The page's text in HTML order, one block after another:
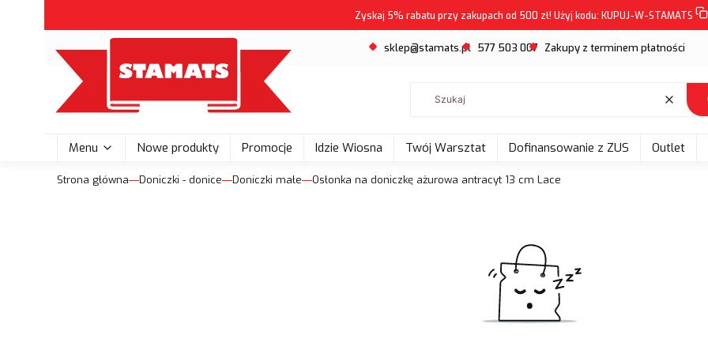
Zyskaj 5% rabatu przy zakupach od 500 zł! Użyj kodu: KUPUJ-W-STAMATS
sklep@stamats.pl 577 503 007 Zakupy z terminem płatności
Wyczyść
Menu Nowe produkty Promocje Idzie Wiosna Twój Warsztat Dofinansowanie z ZUS Outlet
Strona główna Doniczki - donice Doniczki małe Osłonka na doniczkę ażurowa antracyt 13 cm Lace